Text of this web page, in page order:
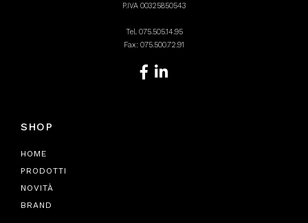
P.IVA 00325850543
Tel. 075.505.14.95
Fax: 075.500.72.91
SHOP
HOME
PRODOTTI
NOVITÀ
BRAND